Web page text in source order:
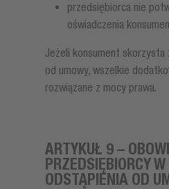
przedsiębiorca nie
oświadczenia
Jeżeli konsument skorzysta
od umowy, wszelkie
rozwiązane z mocy prawa.
ARTYKUŁ 9 –
PRZEDSIĘBIORCY
ODSTĄPIENIA OD